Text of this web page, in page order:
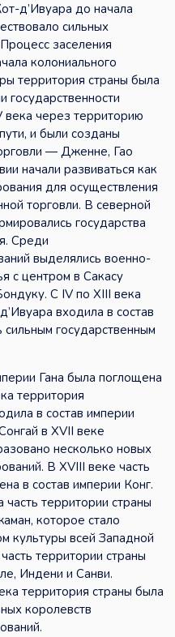
д’Ивуара до начала
сильных
заселения
колониального
территория страны была
государственности
века через территорию
и были созданы
— Дженне, Гао
начали развиваться как
для осуществления
торговли. В северной
государства
Среди
выделялись военно-
с центром в Сакасу
С IV по XIII века
входила в состав
сильным государственным
Гана была поглощена
территория
в состав империи
в XVII веке
несколько новых
В XVIII веке часть
в состав империи Конг.
территории страны
которое стало
культуры всей Западной
территории страны
Индени и Санви.
территория страны была
королевств